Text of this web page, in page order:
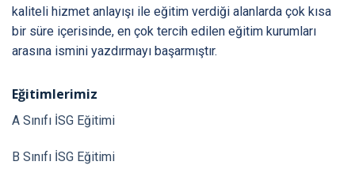
kaliteli hizmet anlayışı ile eğitim verdiği alanlarda çok kısa
bir süre içerisinde, en çok tercih edilen eğitim kurumları
arasına ismini yazdırmayı başarmıştır.
Eğitimlerimiz
A Sınıfı İSG Eğitimi
B Sınıfı İSG Eğitimi